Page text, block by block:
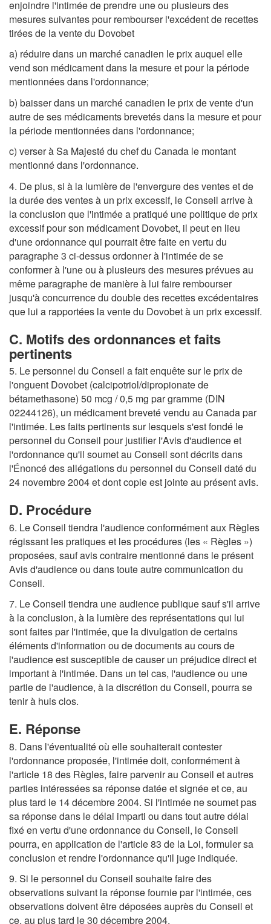
enjoindre l'intimée de prendre une ou plusieurs des
mesures suivantes pour rembourser l'excédent de recettes
tirées de la vente du Dovobet
a) réduire dans un marché canadien le prix auquel elle
vend son médicament dans la mesure et pour la période
mentionnées dans l'ordonnance;
b) baisser dans un marché canadien le prix de vente d'un
autre de ses médicaments brevetés dans la mesure et pour
la période mentionnées dans l'ordonnance;
c) verser à Sa Majesté du chef du Canada le montant
mentionné dans l'ordonnance.
4. De plus, si à la lumière de l'envergure des ventes et de
la durée des ventes à un prix excessif, le Conseil arrive à
la conclusion que l'intimée a pratiqué une politique de prix
excessif pour son médicament Dovobet, il peut en lieu
d'une ordonnance qui pourrait être faite en vertu du
paragraphe 3 ci-dessus ordonner à l'intimée de se
conformer à l'une ou à plusieurs des mesures prévues au
même paragraphe de manière à lui faire rembourser
jusqu'à concurrence du double des recettes excédentaires
que lui a rapportées la vente du Dovobet à un prix excessif.
C. Motifs des ordonnances et faits
pertinents
5. Le personnel du Conseil a fait enquête sur le prix de
l'onguent Dovobet (calcipotriol/dipropionate de
bétamethasone) 50 mcg / 0,5 mg par gramme (DIN
02244126), un médicament breveté vendu au Canada par
l'intimée. Les faits pertinents sur lesquels s'est fondé le
personnel du Conseil pour justifier l'Avis d'audience et
l'ordonnance qu'il soumet au Conseil sont décrits dans
l'Énoncé des allégations du personnel du Conseil daté du
24 novembre 2004 et dont copie est jointe au présent avis.
D. Procédure
6. Le Conseil tiendra l'audience conformément aux Règles
régissant les pratiques et les procédures (les « Règles »)
proposées, sauf avis contraire mentionné dans le présent
Avis d'audience ou dans toute autre communication du
Conseil.
7. Le Conseil tiendra une audience publique sauf s'il arrive
à la conclusion, à la lumière des représentations qui lui
sont faites par l'intimée, que la divulgation de certains
éléments d'information ou de documents au cours de
l'audience est susceptible de causer un préjudice direct et
important à l'intimée. Dans un tel cas, l'audience ou une
partie de l'audience, à la discrétion du Conseil, pourra se
tenir à huis clos.
E. Réponse
8. Dans l'éventualité où elle souhaiterait contester
l'ordonnance proposée, l'intimée doit, conformément à
l'article 18 des Règles, faire parvenir au Conseil et autres
parties intéressées sa réponse datée et signée et ce, au
plus tard le 14 décembre 2004. Si l'intimée ne soumet pas
sa réponse dans le délai imparti ou dans tout autre délai
fixé en vertu d'une ordonnance du Conseil, le Conseil
pourra, en application de l'article 83 de la Loi, formuler sa
conclusion et rendre l'ordonnance qu'il juge indiquée.
9. Si le personnel du Conseil souhaite faire des
observations suivant la réponse fournie par l'intimée, ces
observations doivent être déposées auprès du Conseil et
ce, au plus tard le 30 décembre 2004.